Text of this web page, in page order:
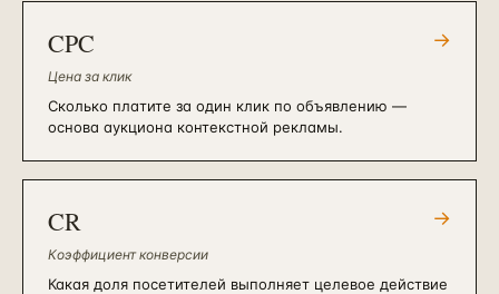
CPC
Цена за клик
Сколько платите за один клик по объявлению —
основа аукциона контекстной рекламы.
→
CR
Коэффициент конверсии
Какая доля посетителей выполняет целевое действие
→